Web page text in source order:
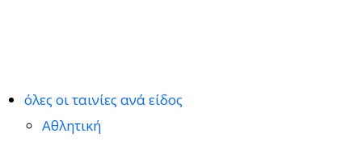
όλες οι ταινίες ανά είδος
Αθλητική